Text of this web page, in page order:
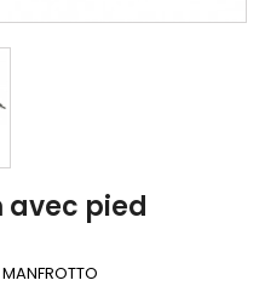
avec pied
MANFROTTO